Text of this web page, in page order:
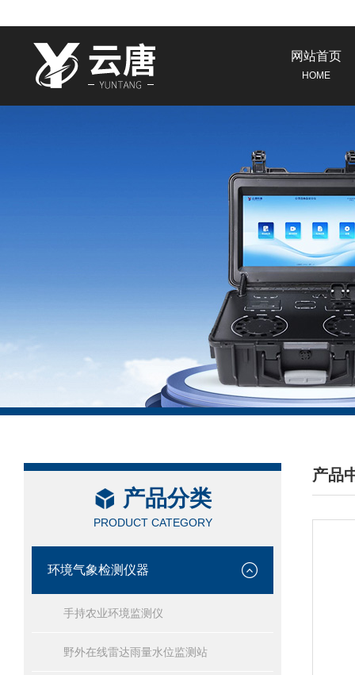
网站首页
HOME
产品分类
PRODUCT CATEGORY
环境气象检测仪器
手持农业环境监测仪
野外在线雷达雨量水位监测站
产品
/